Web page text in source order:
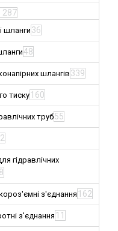
287
шланги36
48
шлангів 339
тиску 160
труб55
2
гідравлічних
з'єднання 162
з'єднання 11